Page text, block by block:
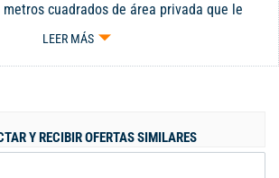
cuadrados de área privada que le
confort y lujo que consta de tres
es tipo americana de lujo con todos sus
completo que tiene una excelente vista
de atardeceres en familia El
también con tres parqueaderos propios
LEER MÁS
Y RECIBIR OFERTAS SIMILARES